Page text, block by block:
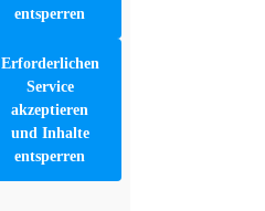
entsperren
Erforderlichen
Service
akzeptieren
und Inhalte
entsperren